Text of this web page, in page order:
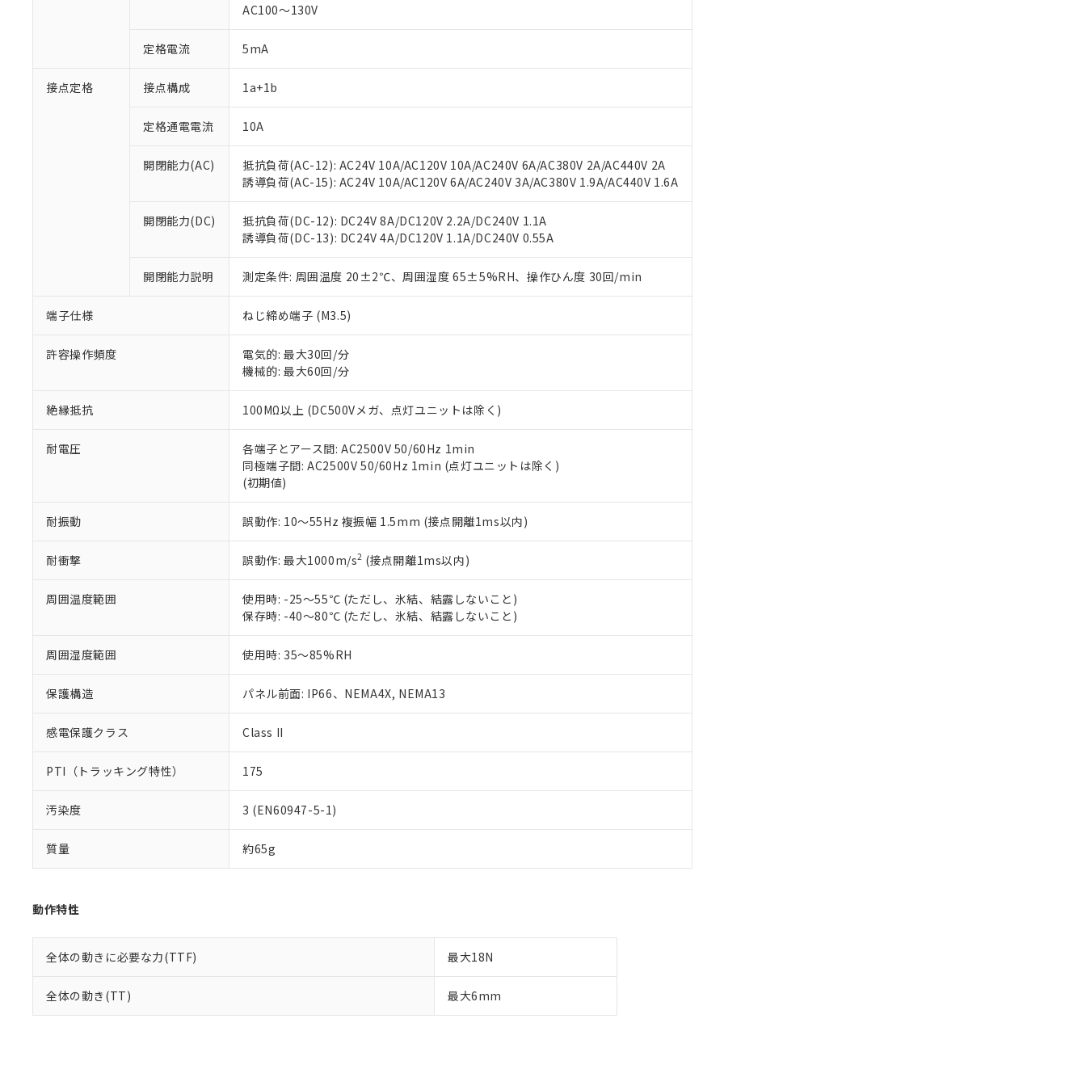
AC100～130V
定格電流 5mA
接点定格 接点構成 1a+1b
定格通電電流 10A
開閉能力(AC)
抵抗負荷(AC-12): AC24V 10A/AC120V 10A/AC240V 6A/AC380V 2A/AC440V 2A
誘導負荷(AC-15): AC24V 10A/AC120V 6A/AC240V 3A/AC380V 1.9A/AC440V 1.6A
開閉能力(DC)
抵抗負荷(DC-12): DC24V 8A/DC120V 2.2A/DC240V 1.1A
誘導負荷(DC-13): DC24V 4A/DC120V 1.1A/DC240V 0.55A
開閉能力説明 測定条件: 周囲温度 20±2℃、周囲湿度 65±5%RH、操作ひん度 30回/min
端子仕様 ねじ締め端子 (M3.5)
許容操作頻度
電気的: 最大30回/分
機械的: 最大60回/分
絶縁抵抗 100MΩ以上 (DC500Vメガ、点灯ユニットは除く)
耐電圧
各端子とアース間: AC2500V 50/60Hz 1min
同極端子間: AC2500V 50/60Hz 1min (点灯ユニットは除く)
(初期値)
耐振動 誤動作: 10～55Hz 複振幅 1.5mm (接点開離1ms以内)
耐衝撃 誤動作: 最大1000m/s2 (接点開離1ms以内)
周囲温度範囲
使用時: -25～55℃ (ただし、氷結、結露しないこと)
保存時: -40～80℃ (ただし、氷結、結露しないこと)
周囲湿度範囲 使用時: 35～85%RH
保護構造 パネル前面: IP66、NEMA4X, NEMA13
感電保護クラス Class II
PTI（トラッキング特性） 175
汚染度 3 (EN60947-5-1)
質量 約65g
動作特性
全体の動きに必要な力(TTF) 最大18N
全体の動き(TT) 最大6mm
ご利用条件
以下の条件をお読みいただき、同意のうえご利用ください。
くものです。
当社制御機器事業取扱商品の中には、本サービスの対象外となる商品もあることをご了承ください。
在庫状況および標準価格照会結果は、記載している更新日時点での社内データに基づき作成されるも
のであり、閲覧された時点での実際の在庫および標準価格とは異なる場合があることをご了承くださ
い。
正式な納期状況および標準価格はお客様のお取引先、またはお客様担当のオムロン制御機器販売店・
当社販売員にご相談ください。
オムロン制御機器販売店や当社販売拠点は「 販売ネットワーク
」をご確認ください。
在庫状況および標準価格結果を当社の事前の承諾なく第三者に漏洩または開示しないようお願いしま
す。
マイパーツ機能（部品リスト作成サービス）をご利用いただくには、I-Webメンバーズにご登録され
お客様が当ウェブサイト上で当社にご登録された部品リストについて、当社および当社の共同利用者
が、当社の製品・サービスに関するお客様との取引・商談に必要な範囲で利用することをご了承くだ
さい。
※当社の共同利用者とは、"個人情報の共同利用に関して"
いる法人を指します。
対応済み：EU RoHS指令（10物質）の非含有に対応した製品が提供可能な商品です。
調査・確認中：EU RoHS指令（10物質）の非含有の対応状況を調査中または確認中の商品です。
非該当品：ライセンス料など無形物で、有害物質有無と関係のない商品です。
仕入先様の事情により、非含有部品としていたものが、含有品と判明した場合などやむを得ず変更すること
があります。
六価クロム(Cr(Ⅵ)) 1000ppm以下、ポリ臭化ビフェニル類(PBB) 1000ppm以下、ポリ臭化ジフェニルエーテル類(PBDE) 1000ppm以下、
フタル酸ビス(2-エチルヘキシル) (DEHP)(別名：DOP) 1000ppm以下、フタル酸ブチルベンジル（BBP） 1000ppm以下、フタル酸ジブチ
ル（DBP） 1000ppm以下、フタル酸ジイソブチル (DIBP) 1000ppm以下
但し、RoHS指令で産業用監視および制御機器に対する適用除外項目は除く。
※2 対応予定月
部品在庫の切り替え状況などにより、予定月が前後することがあります。
※3 非含有証明書ダウンロード
下記の非含有証明書をダウンロードすることができます。
EU RoHS指令（10物質）の非含有証明書
51物質の非含有証明書（当社基準）
※本証明書は発行日時点で非含有を証明するもので、過去に遡って非含有を証明するものではありません。
また、RoHS指令のフタル酸エステル類４物質の対応では、対応完了までの期間は出荷製品に未対応品が
混在することから備考欄に対応日を記載しておりました。
既に当社にて対応品への在庫切替を完了していることから、特段のことがない限り、2022年1月12日よ
り割愛しております。
※1 中国RoHS○×表
「×」：最大均質材料含有率が中国RoHSの基準値を超えていることを示します。
「－」：未確認です。当社販売部門へお問い合わせください。
*中国RoHS10物質の基準値 (GB/T26572)：
DBP(フタル酸ジブチル) : 1000ppm、 DIBP(フタル酸ジイソブチル) : 1000ppm、 BBP(フタル酸ブチルベンジル) : 1000ppm、
DEHP(フタル酸ビス(2-エチルヘキシル)) : 1000ppm
※2 環境保護使用期限
「ｅ」：有害物質（10物質）のすべてが基準値以下であることを示します。
「10」：通常の使用状況下において有害物質が外部に漏えいし、環境に深刻な影響を及ぼさない年数を意
味します。
「－」：未確認です。当社販売部門へお問い合わせください。
う）を輸出または国外への提供する場合は、日本国政府の輸出許可(または役務取引許可)を取得する
などの必要な手続きをとります。
当社は規制貨物を破棄する場合は、完全に破砕するなど、違法に輸出されないよう必要な手段を講じ
当社は貴社製品を、核兵器、ミサイル、化学兵器、生物兵器またはその他武器並びにこれらの製造装
置等に一切使用いたしません。
当社は、貴社製品を第三者に販売する場合は、上記1、2および3の内容を当該第三者に通知します。
また当社は、販売先および販売に係わる関係者が違法に輸出するおそれがある場合は、取り引きをい
たしません。
記
号
説明
○ 一定数以上の在庫あり
△ 一定数には満たないが在庫あり
－
在庫なし(最新の在庫状況については、お客様のお取引先、またはお客様担当のオムロン制御
機器販売店・当社販売員にご確認ください)
空
白
受注生産機種、また在庫状況の情報を公開していない機種